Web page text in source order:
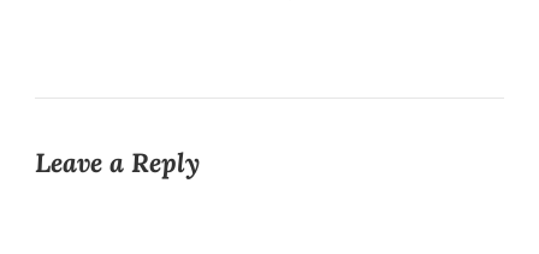
Leave a Reply